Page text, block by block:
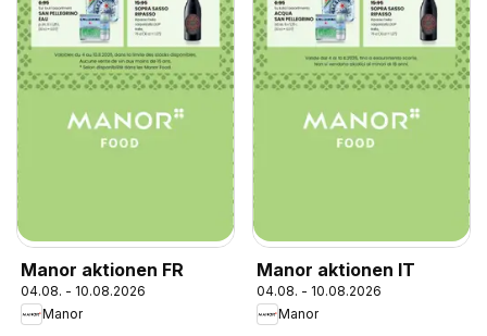
Manor aktionen FR
04.08. - 10.08.2026
Manor
Manor aktionen IT
04.08. - 10.08.2026
Manor